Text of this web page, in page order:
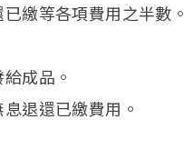
繳等各項費用之半數。
成品。
退還已繳費用。